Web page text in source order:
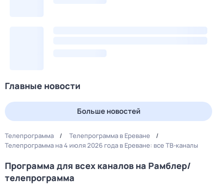
Главные новости
Больше новостей
Телепрограмма
Телепрограмма в Ереване
Телепрограмма на 4 июля 2026 года в Ереване: все ТВ-каналы
Программа для всех каналов на Рамблер/
телепрограмма